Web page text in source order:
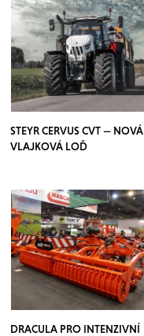
STEYR CERVUS CVT — NOVÁ
VLAJKOVÁ LOĎ
DRACULA PRO INTENZIVNÍ